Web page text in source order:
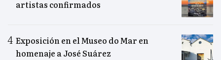
artistas confirmados
Exposición en el Museo do Mar en
homenaje a José Suárez